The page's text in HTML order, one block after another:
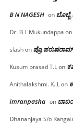
B N NAGESH on
Dr. B L Mukundappa on
slashon
Kusum prasad T.Lon
Anithalakshmi. K. Lon
imranpasha on
Dhananjaya S/o